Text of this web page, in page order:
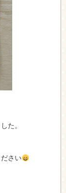
た。
さい